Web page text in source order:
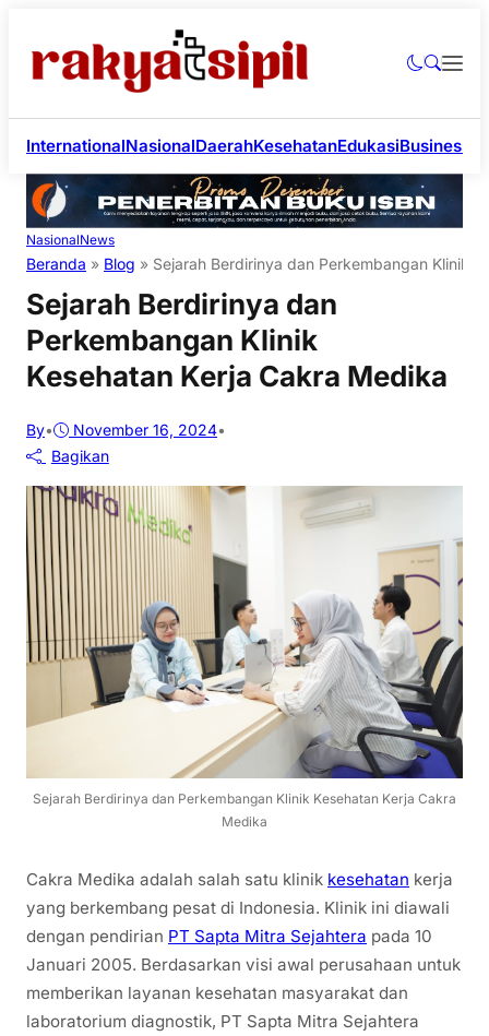
InternationalNasionalDaerahKesehatanEdukasiBusiness
NasionalNews
Beranda » Blog » Sejarah Berdirinya dan Perkembangan Klinik
Sejarah Berdirinya dan
Perkembangan Klinik
Kesehatan Kerja Cakra Medika
By• November 16, 2024•
Bagikan
Sejarah Berdirinya dan Perkembangan Klinik Kesehatan Kerja Cakra
Medika
Cakra Medika adalah salah satu klinik kesehatan kerja
yang berkembang pesat di Indonesia. Klinik ini diawali
dengan pendirian PT Sapta Mitra Sejahtera pada 10
Januari 2005. Berdasarkan visi awal perusahaan untuk
memberikan layanan kesehatan masyarakat dan
laboratorium diagnostik, PT Sapta Mitra Sejahtera